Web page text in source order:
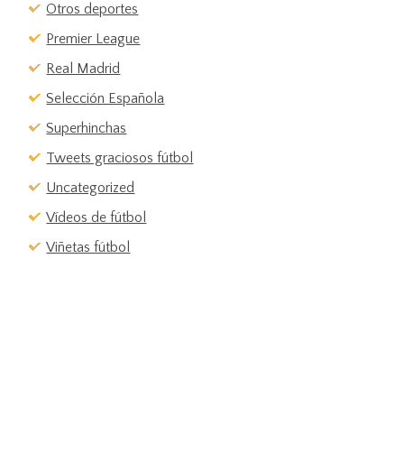
Otros deportes
Premier League
Real Madrid
Selección Española
Superhinchas
Tweets graciosos fútbol
Uncategorized
Vídeos de fútbol
Viñetas fútbol